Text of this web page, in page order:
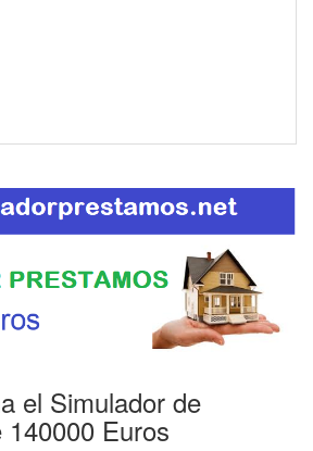
el Simulador de
Euros